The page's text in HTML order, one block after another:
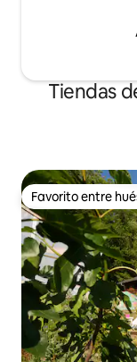
Tiendas
Favorito entre
Favorito entre